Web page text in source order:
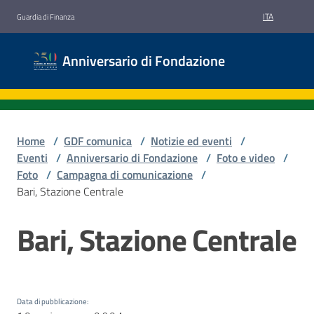
Guardia di Finanza ITA
Anniversario di Fondazione
di
Fondazione
Eventi
Video
Menu selezionato
Home / GDF comunica / Notizie ed eventi /
Eventi / Anniversario di Fondazione / Foto e video /
Foto / Campagna di comunicazione /
Bari, Stazione Centrale
Salta al contenuto
Bari, Stazione Centrale
Data di pubblicazione: